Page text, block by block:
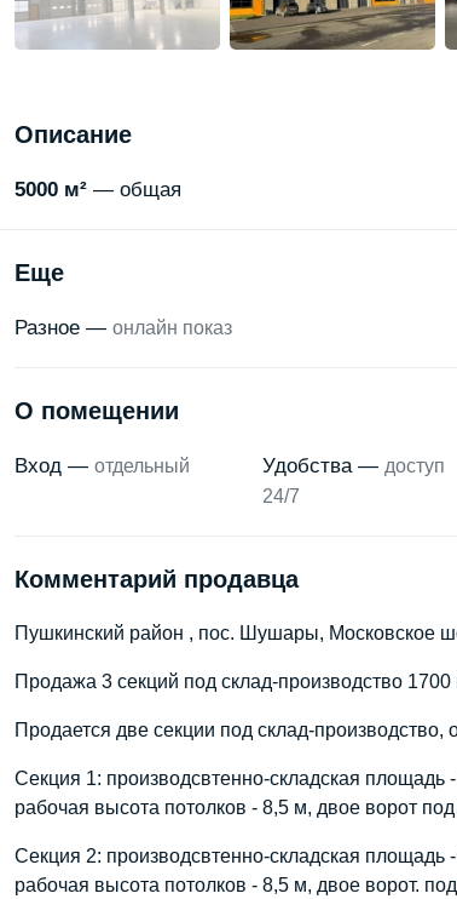
Описание
5000 м² — общая
Еще
Разное — онлайн показ
О помещении
Вход — отдельный Удобства — доступ
24/7
Комментарий продавца
Пушкинский район , пос. Шушары, Московское
Продажа 3 секций под склад-производство
Продается две секции под склад-
Секция 1: производсвтенно-складская
рабочая высота потолков - 8,5 м, двое ворот под
Секция 2: производсвтенно-складская
рабочая высота потолков - 8,5 м, двое ворот. под